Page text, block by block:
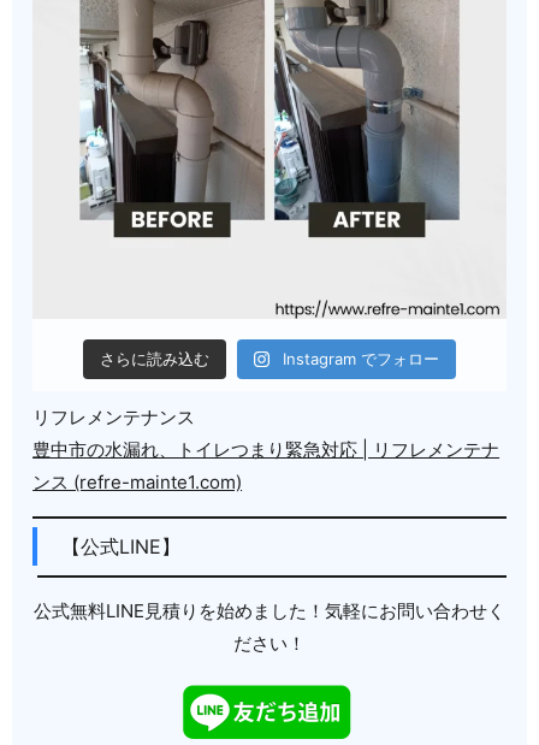
さらに読み込む Instagram でフォロー
リフレメンテナンス
豊中市の水漏れ、トイレつまり緊急対応 | リフレメンテナ
ンス (refre-mainte1.com)
【公式LINE】
公式無料LINE見積りを始めました！気軽にお問い合わせく
ださい！